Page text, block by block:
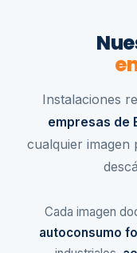
Instalaciones
empresas de
cualquier imagen
Cada imagen
autoconsumo